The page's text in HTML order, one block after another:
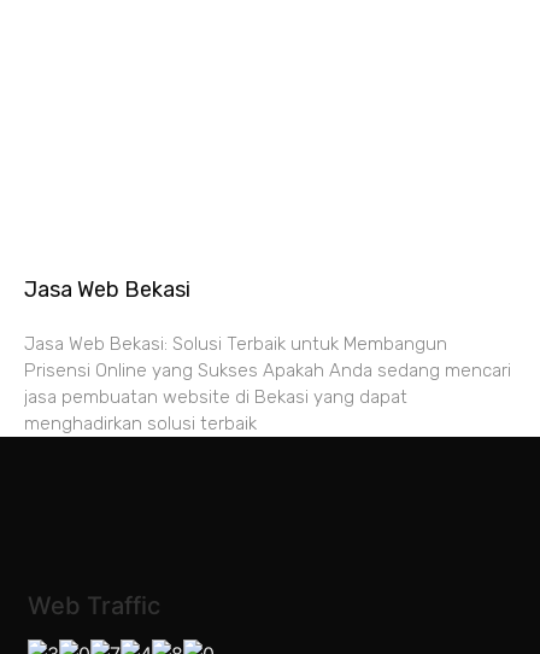
Jasa Web Bekasi
Jasa Web Bekasi: Solusi Terbaik untuk Membangun
Prisensi Online yang Sukses Apakah Anda sedang mencari
jasa pembuatan website di Bekasi yang dapat
menghadirkan solusi terbaik
Web Traffic